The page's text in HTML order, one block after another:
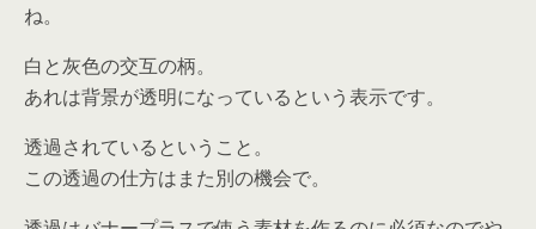
ね。
白と灰色の交互の柄。
あれは背景が透明になっているという表示です。
透過されているということ。
この透過の仕方はまた別の機会で。